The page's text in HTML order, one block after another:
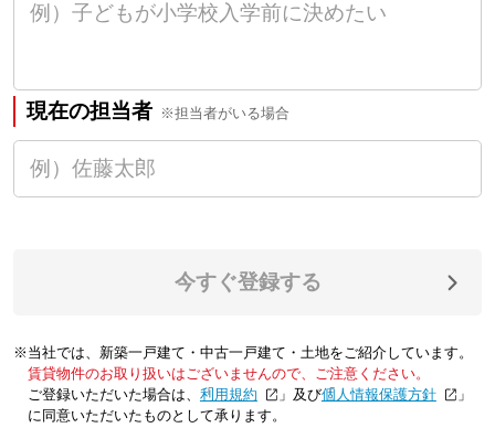
現在の担当者 ※担当者がいる場合
今すぐ登録する
※当社では、新築一戸建て・中古一戸建て・土地をご紹介しています。
賃貸物件のお取り扱いはございませんので、ご注意ください。
ご登録いただいた場合は、「利用規約 」及び「個人情報保護方針
」
に同意いただいたものとして承ります。